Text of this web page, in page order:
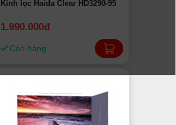
Kính lọc Haida Clear HD3290-95
1.990.000đ
Còn hàng